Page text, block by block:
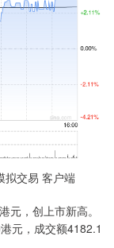
拟交易 客户端
，创上市新高。
元，成交额4182.1